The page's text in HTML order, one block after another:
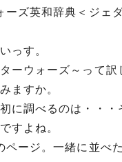
ーズ英和辞典＜ジェ
っす。
ーウォーズ～って訳
ますか。
に調べるのは・・
すよね。
ページ。一緒に並べ